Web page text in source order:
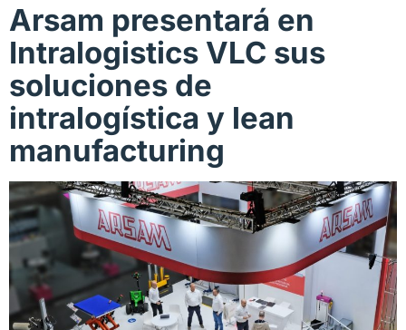
Arsam presentará en
Intralogistics VLC sus
soluciones de
intralogística y lean
manufacturing